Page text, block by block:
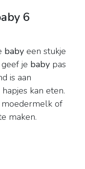
6
baby een stukje
je baby pas
is aan
kan eten.
of
maken.